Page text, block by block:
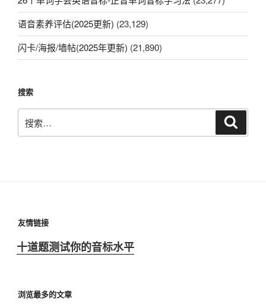
语音素养评估(2025更新) (23,129)
闪卡/海报/墙帖(2025年更新) (21,890)
搜索
索：
友情链接
十道题测试你的音标水平
浏览最多的文章